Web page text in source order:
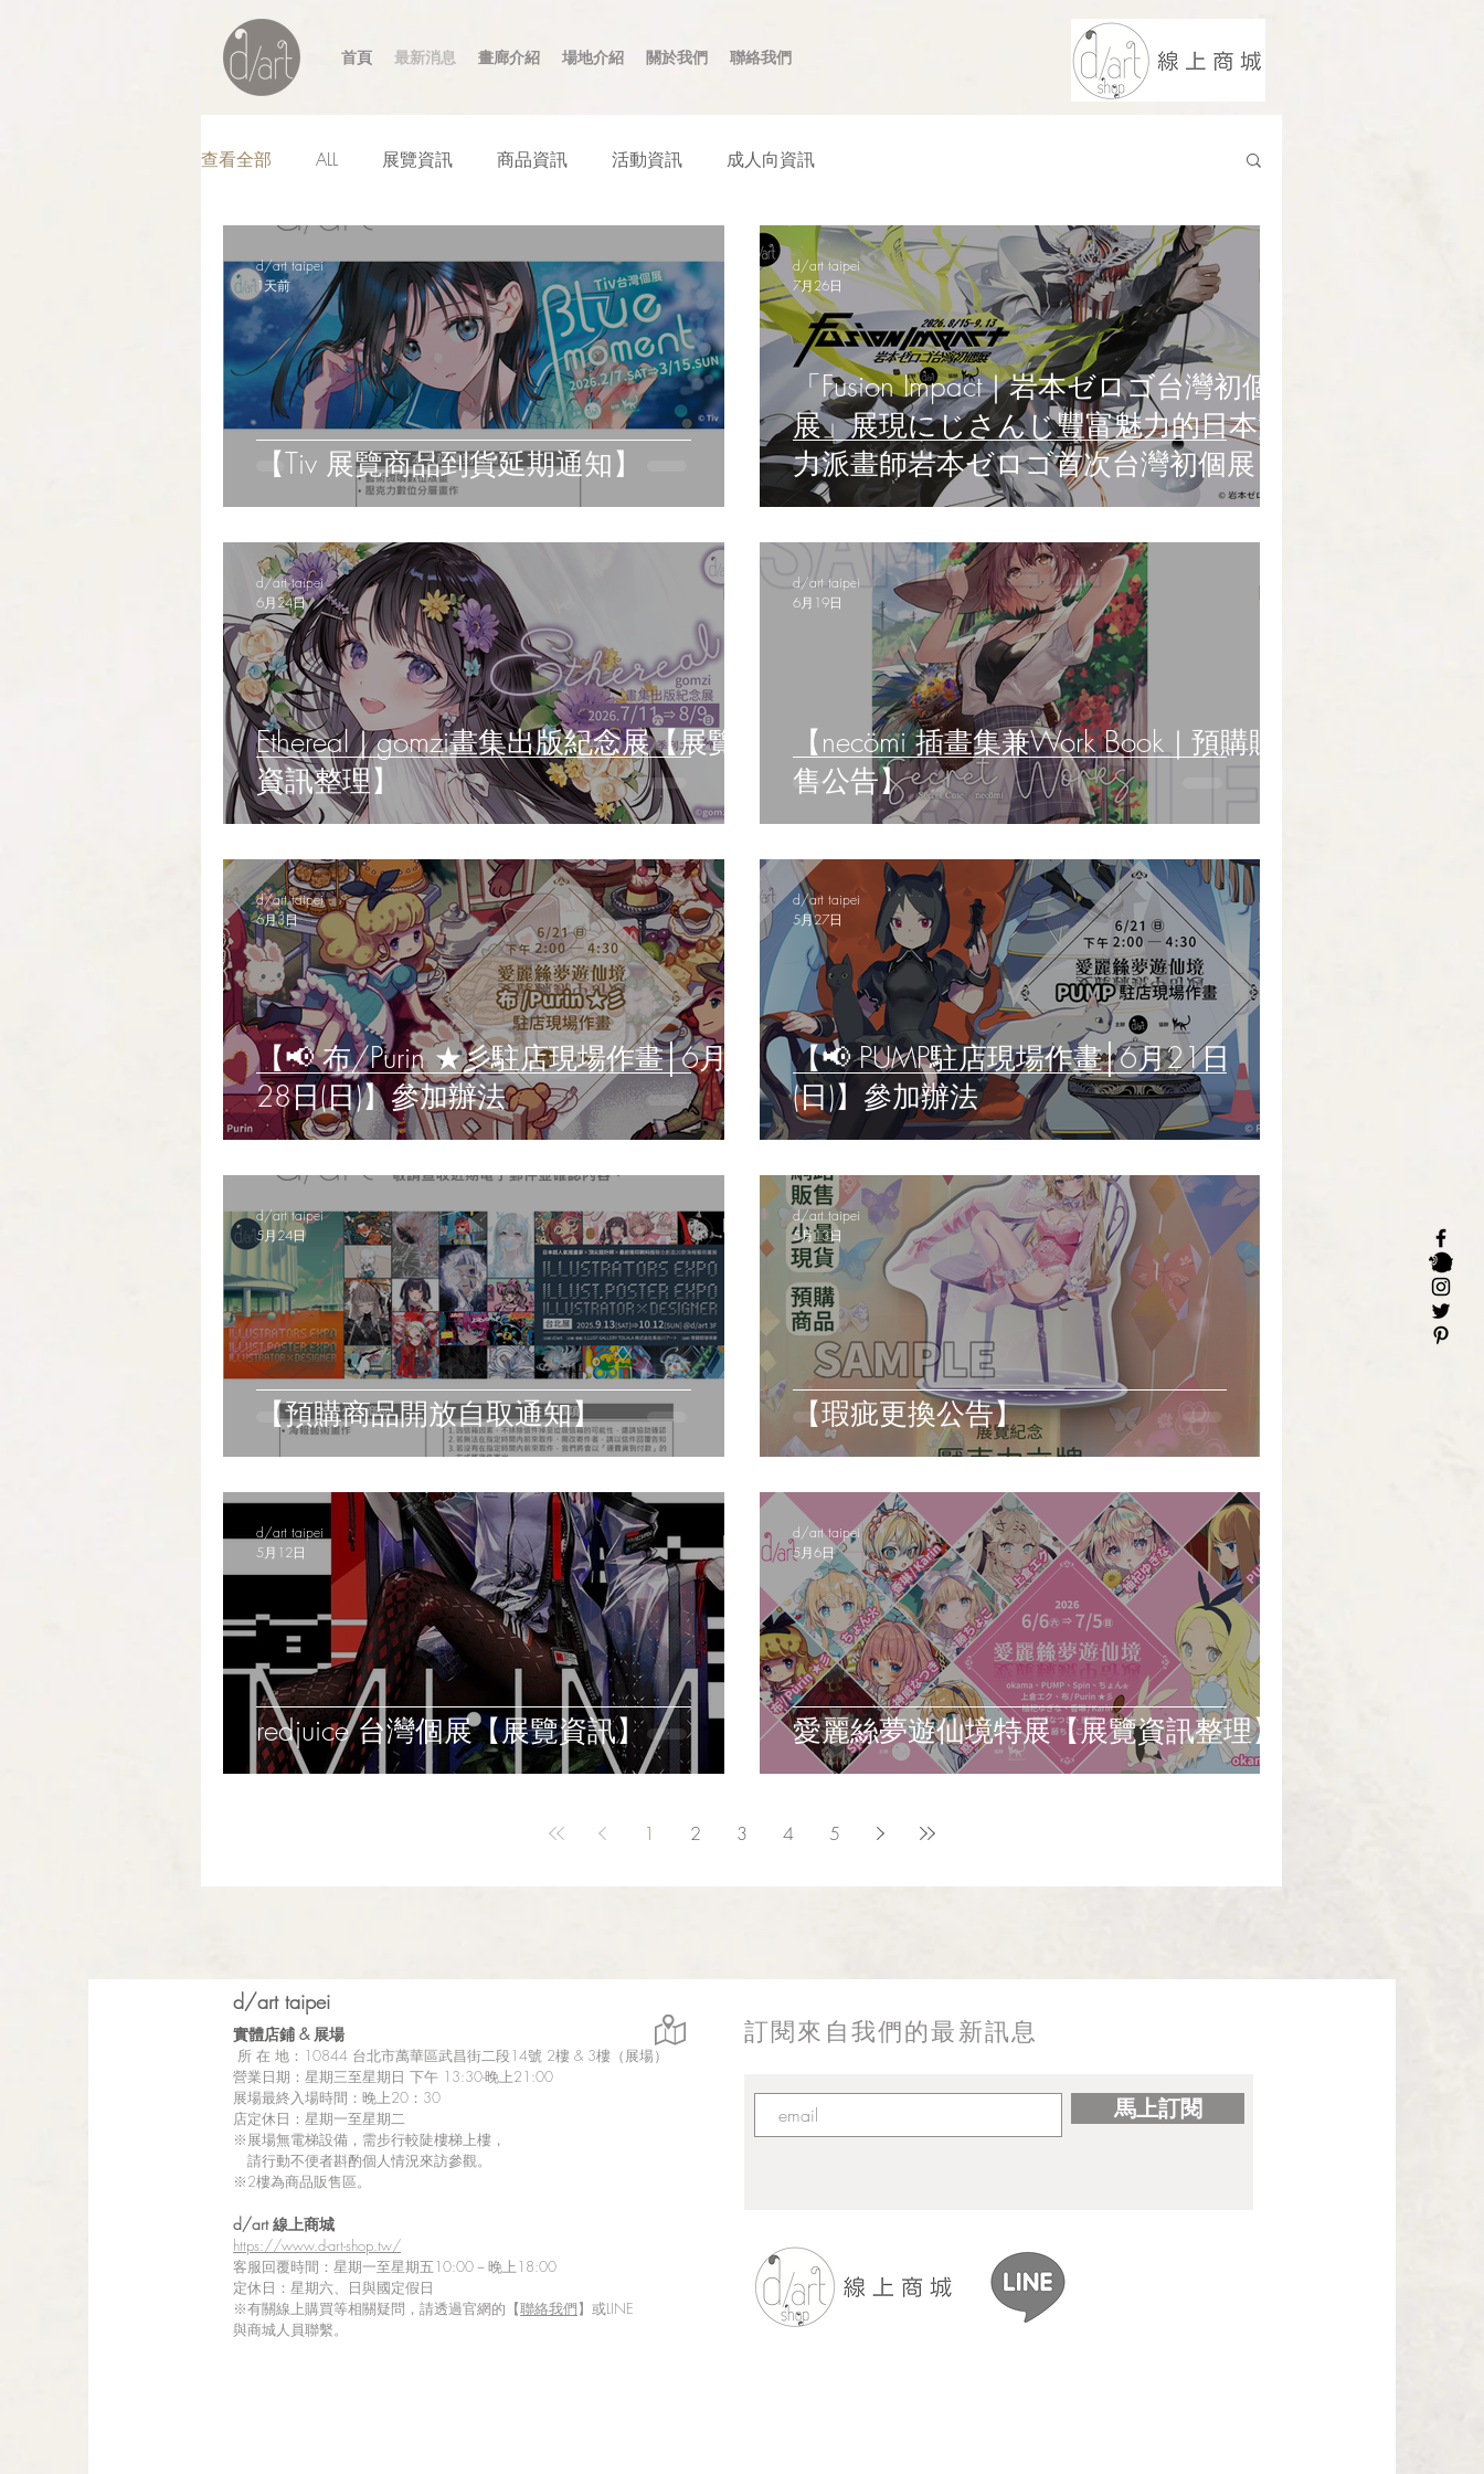
首頁 最新消息 畫廊介紹 場地介紹 關於我們 聯絡我們
查看全部 ALL 展覽資訊 商品資訊 活動資訊 成人向資訊
【Tiv 展覽商品到貨延期通知】
d/art taipei
1天前
「Fusion Impact｜岩本ゼロゴ台灣初個
展」展現にじさんじ豐富魅力的日本實
力派畫師岩本ゼロゴ首次台灣初個展
d/art taipei
7月26日
Ethereal｜gomzi畫集出版紀念展【展覽
資訊整理】
d/art taipei
6月24日
【necömi 插畫集兼Work Book｜預購販
售公告】
d/art taipei
6月19日
【📢 布/Purin ★彡駐店現場作畫│6月
28日(日)】參加辦法
d/art taipei
6月3日
【📢 PUMP駐店現場作畫│6月21日
(日)】參加辦法
d/art taipei
5月27日
【預購商品開放自取通知】
d/art taipei
5月24日
【瑕疵更換公告】
d/art taipei
5月13日
redjuice 台灣個展【展覽資訊】
d/art taipei
5月12日
愛麗絲夢遊仙境特展【展覽資訊整理】
d/art taipei
5月6日
1 2 3 4 5
馬上訂閱
訂閱來自我們的最新訊息
d/art taipei
實體店鋪 & 展場
所 在 地：10844 台北市萬華區武昌街二段14號 2樓 & 3樓（展場）
營業日期：星期三至星期日 下午 13:30-晚上21:00
展場最終入場時間：晚上20：30
店定休日：星期一至星期二
※展場無電梯設備，需步行較陡樓梯上樓，
請行動不便者斟酌個人情況來訪參觀。
※2樓為商品販售區。
d/art 線上商城
https://www.d-art-shop.tw/
客服回覆時間：星期一至星期五10:00－晚上18:00
定休日：星期六、日與國定假日
※有關線上購買等相關疑問，請透過官網的【聯絡我們】或LINE
與商城人員聯繫。